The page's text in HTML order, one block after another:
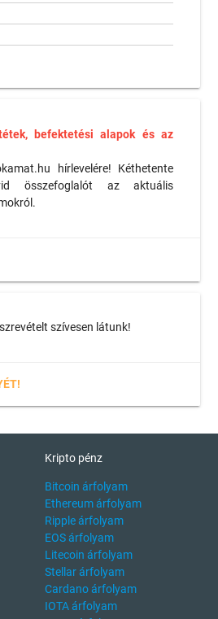
befektetési alapok és az
hírlevelére! Kéthetente
összefoglalót az aktuális
szívesen látunk!
Kripto pénz
Bitcoin árfolyam
Ethereum árfolyam
Ripple árfolyam
EOS árfolyam
Litecoin árfolyam
Stellar árfolyam
Cardano árfolyam
IOTA árfolyam